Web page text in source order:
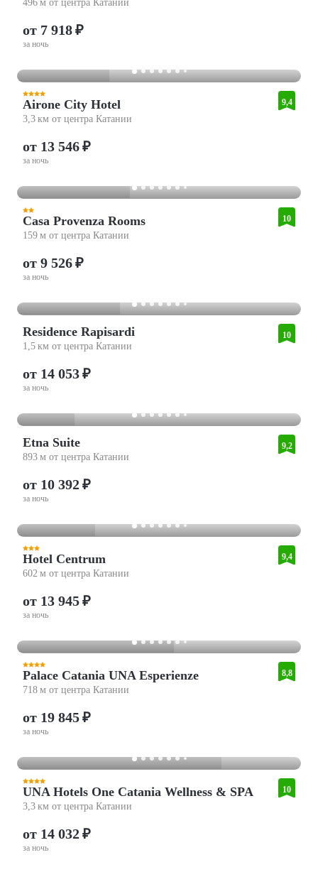
496 м от центра Катании
от 7 918 ₽
за ночь
Airone City Hotel
3,3 км от центра Катании
9,4
от 13 546 ₽
за ночь
Casa Provenza Rooms
159 м от центра Катании
10
от 9 526 ₽
за ночь
Residence Rapisardi
1,5 км от центра Катании
10
от 14 053 ₽
за ночь
Etna Suite
893 м от центра Катании
9,2
от 10 392 ₽
за ночь
Hotel Centrum
602 м от центра Катании
9,4
от 13 945 ₽
за ночь
Palace Catania UNA Esperienze
718 м от центра Катании
8,8
от 19 845 ₽
за ночь
UNA Hotels One Catania Wellness & SPA
3,3 км от центра Катании
10
от 14 032 ₽
за ночь